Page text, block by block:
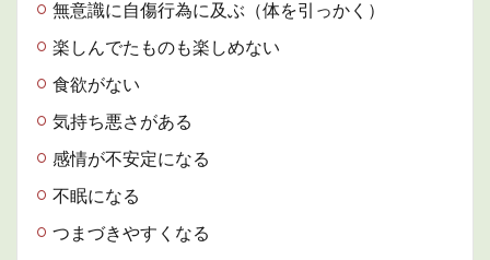
無意識に自傷行為に及ぶ（体を引っかく）
楽しんでたものも楽しめない
食欲がない
気持ち悪さがある
感情が不安定になる
不眠になる
つまづきやすくなる